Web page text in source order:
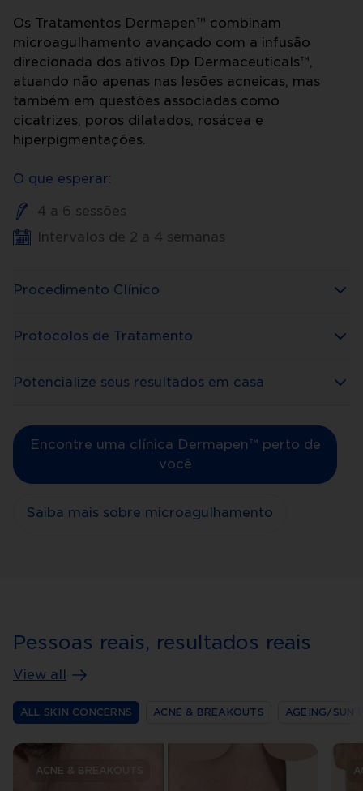
Os Tratamentos Dermapen™ combinam
microagulhamento avançado com a infusão
direcionada dos ativos Dp Dermaceuticals™,
atuando não apenas nas lesões acneicas, mas
também em questões associadas como
cicatrizes, poros dilatados, rosácea e
hiperpigmentações.
O que esperar:
4 a 6 sessões
Intervalos de 2 a 4 semanas
Procedimento Clínico
Protocolos de Tratamento
Potencialize seus resultados em casa
Encontre uma clínica Dermapen™ perto de
você
Saiba mais sobre microagulhamento
Pessoas reais, resultados reais
View all
ALL SKIN CONCERNS ACNE & BREAKOUTS AGEING/SUN
ACNE & BREAKOUTS